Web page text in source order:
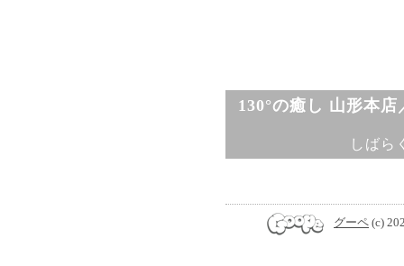
130°の癒し 山形本
しばら
グーペ (c)